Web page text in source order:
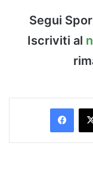
Segui
Iscriviti al